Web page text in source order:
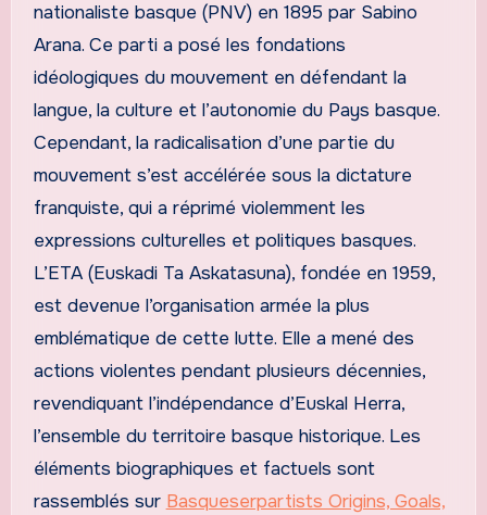
nationaliste basque (PNV) en 1895 par Sabino
Arana. Ce parti a posé les fondations
idéologiques du mouvement en défendant la
langue, la culture et l’autonomie du Pays basque.
Cependant, la radicalisation d’une partie du
mouvement s’est accélérée sous la dictature
franquiste, qui a réprimé violemment les
expressions culturelles et politiques basques.
L’ETA (Euskadi Ta Askatasuna), fondée en 1959,
est devenue l’organisation armée la plus
emblématique de cette lutte. Elle a mené des
actions violentes pendant plusieurs décennies,
revendiquant l’indépendance d’Euskal Herra,
l’ensemble du territoire basque historique. Les
éléments biographiques et factuels sont
rassemblés sur Basqueserpartists Origins, Goals,